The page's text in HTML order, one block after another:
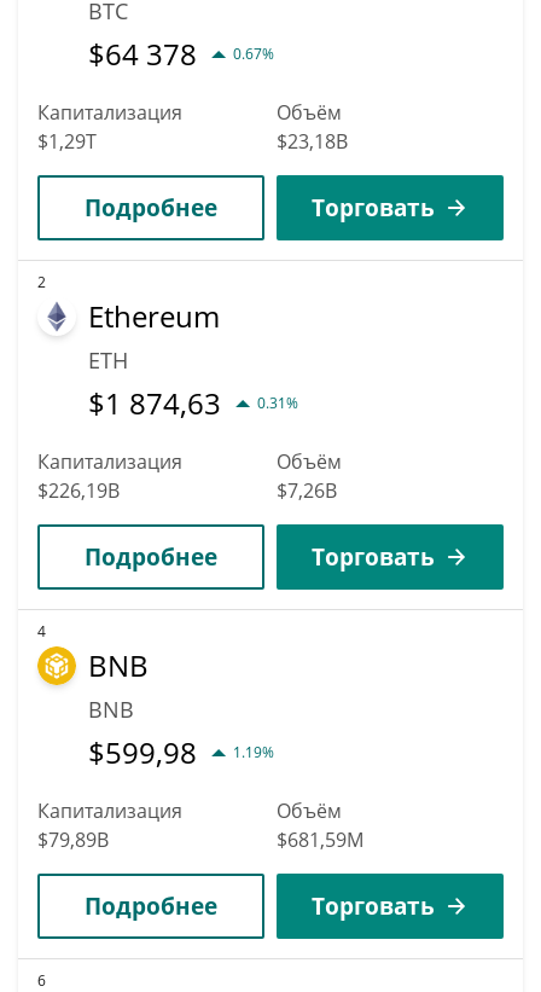
BTC
$64 378 0.67%
Капитализация
$1,29T
Объём
$23,18B
Подробнее Торговать
2
Ethereum
ETH
$1 874,63 0.31%
Капитализация
$226,19B
Объём
$7,26B
Подробнее Торговать
4
BNB
BNB
$599,98 1.19%
Капитализация
$79,89B
Объём
$681,59M
Подробнее Торговать
6